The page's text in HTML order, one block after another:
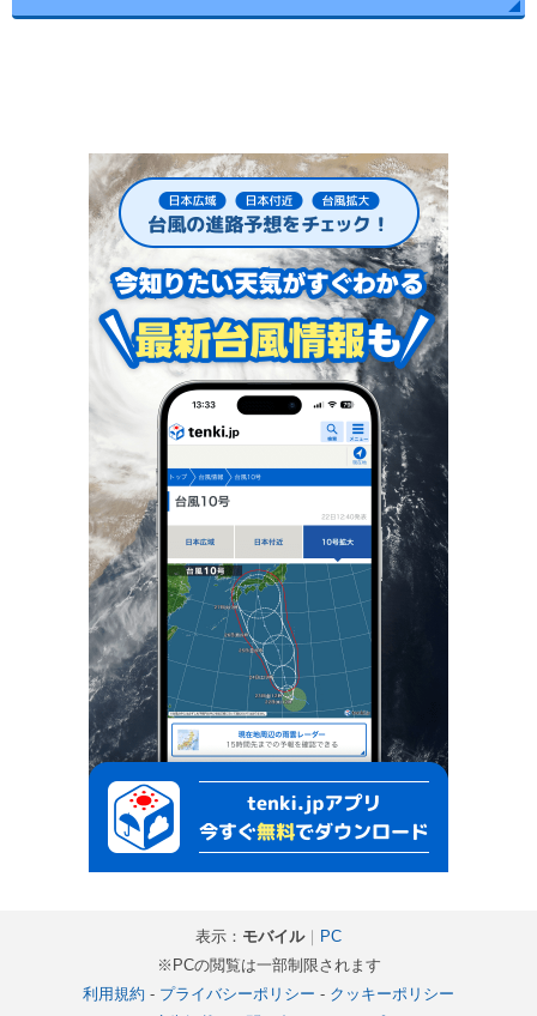
表示： モバイル｜ PC
※PCの閲覧は一部制限されます
利用規約 - プライバシーポリシー - クッキーポリシー